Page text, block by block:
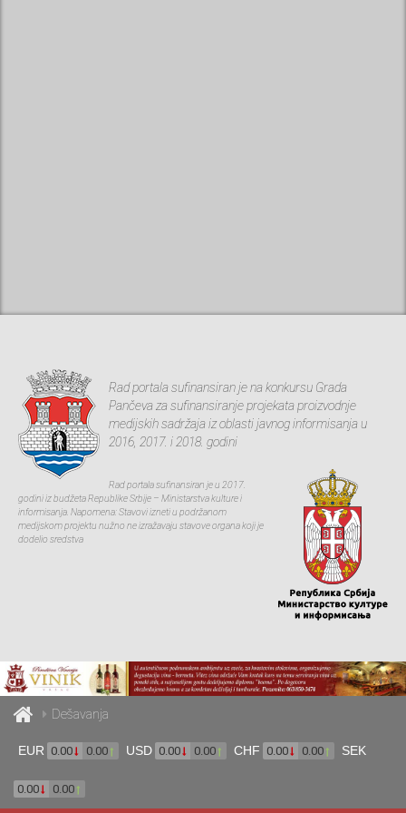
Rad portala sufinansiran je na konkursu Grada
Pančeva za sufinansiranje projekata proizvodnje
medijskih sadržaja iz oblasti javnog informisanja u
2016, 2017. i 2018. godini
Rad portala sufinansiran je u 2017.
godini iz budžeta Republike Srbije – Ministarstva kulture i
informisanja. Napomena: Stavovi izneti u podržanom
medijskom projektu nužno ne izražavaju stavove organa koji je
dodelio sredstva
Dešavanja
EUR 0.00 0.00 USD 0.00 0.00 CHF 0.00 0.00 SEK
0.00 0.00